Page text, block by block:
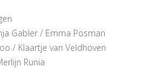
Gabler / Emma Posman
/ Klaartje van Veldhoven
Runia